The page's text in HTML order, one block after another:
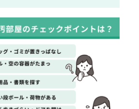
汚部屋になる原因
けの時間が取れない
が不規則でゴミを出し損ね